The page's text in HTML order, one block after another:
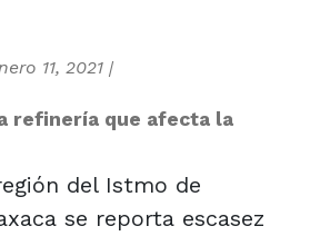
11, 2021 |
refinería que afecta la
del Istmo de
se reporta escasez